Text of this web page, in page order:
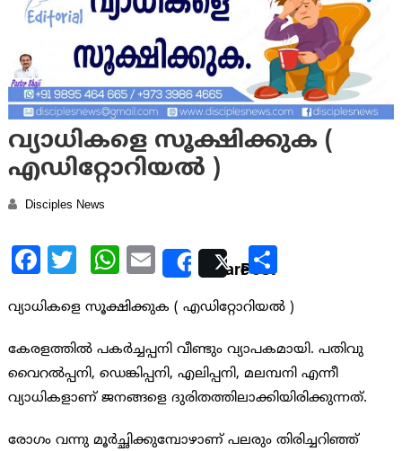
വ്യാധികളെ സൂക്ഷിക്കുക (
എഡിറ്റോറിയൽ )
Disciples News
Facebook
TwitterWhatsApp
EmailSharePostShare
വ്യാധികളെ സൂക്ഷിക്കുക ( എഡിറ്റോറിയൽ )
കേരളത്തില്‍ പകര്‍ച്ചപ്പനി വീണ്ടും വ്യാപകമായി. പതിവു
വൈറല്‍പ്പനി, ഡെങ്കിപ്പനി, എലിപ്പനി, മലമ്പനി എന്നീ
വ്യാധികളാണ് ജനങ്ങളെ ദുരിതത്തിലാക്കിയിരിക്കുന്നത്.
രോഗം വന്നു മൂര്‍ച്ഛിക്കുമ്പോഴാണ് പലരും തിരിച്ചറിഞ്ഞ്